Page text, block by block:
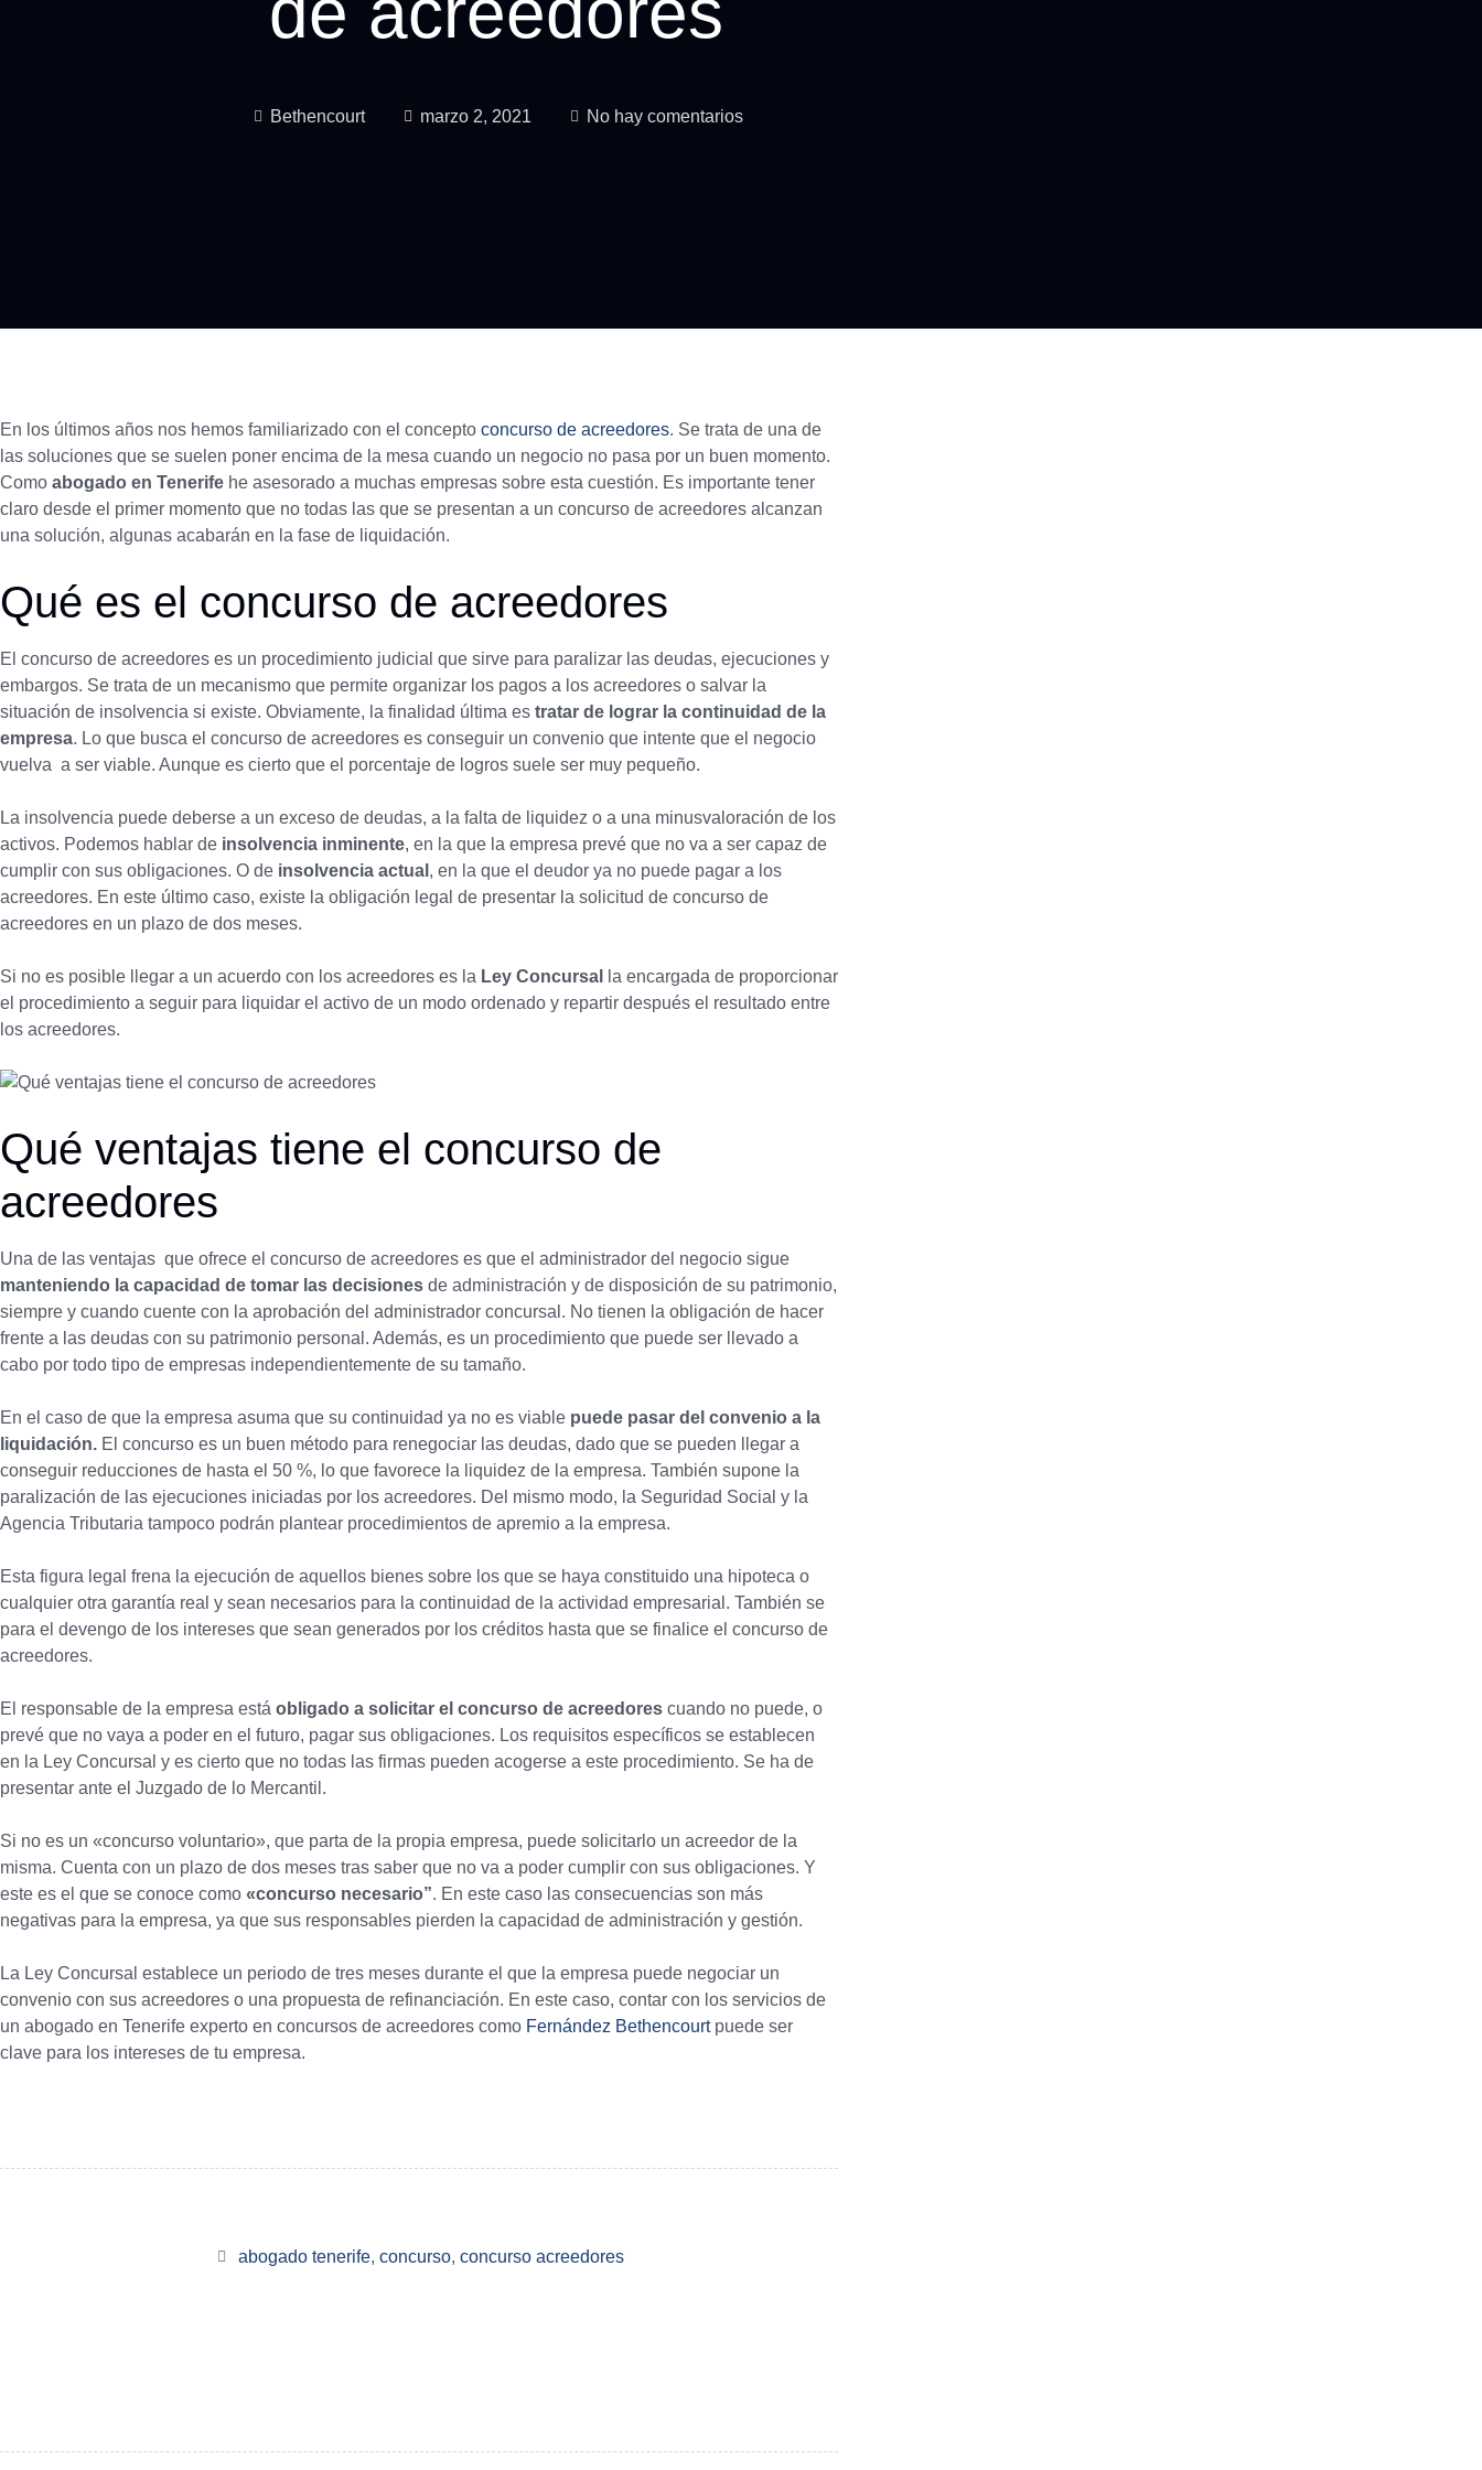
Bethencourt marzo 2, 2021 No hay comentarios
En los últimos años nos hemos familiarizado con el concepto concurso de acreedores. Se trata de una de
las soluciones que se suelen poner encima de la mesa cuando un negocio no pasa por un buen momento.
Como abogado en Tenerife he asesorado a muchas empresas sobre esta cuestión. Es importante tener
claro desde el primer momento que no todas las que se presentan a un concurso de acreedores alcanzan
una solución, algunas acabarán en la fase de liquidación.
Qué es el concurso de acreedores
El concurso de acreedores es un procedimiento judicial que sirve para paralizar las deudas, ejecuciones y
embargos. Se trata de un mecanismo que permite organizar los pagos a los acreedores o salvar la
situación de insolvencia si existe. Obviamente, la finalidad última es tratar de lograr la continuidad de la
empresa. Lo que busca el concurso de acreedores es conseguir un convenio que intente que el negocio
vuelva a ser viable. Aunque es cierto que el porcentaje de logros suele ser muy pequeño.
La insolvencia puede deberse a un exceso de deudas, a la falta de liquidez o a una minusvaloración de los
activos. Podemos hablar de insolvencia inminente, en la que la empresa prevé que no va a ser capaz de
cumplir con sus obligaciones. O de insolvencia actual , en la que el deudor ya no puede pagar a los
acreedores. En este último caso, existe la obligación legal de presentar la solicitud de concurso de
acreedores en un plazo de dos meses.
Si no es posible llegar a un acuerdo con los acreedores es la Ley Concursal
la encargada de proporcionar
el procedimiento a seguir para liquidar el activo de un modo ordenado y repartir después el resultado entre
los acreedores.
Qué ventajas tiene el concurso de
acreedores
Una de las ventajas que ofrece el concurso de acreedores es que el administrador del negocio sigue
manteniendo la capacidad de tomar las decisiones de administración y de disposición de su patrimonio,
siempre y cuando cuente con la aprobación del administrador concursal. No tienen la obligación de hacer
frente a las deudas con su patrimonio personal. Además, es un procedimiento que puede ser llevado a
cabo por todo tipo de empresas independientemente de su tamaño.
En el caso de que la empresa asuma que su continuidad ya no es viable puede pasar del convenio a la
liquidación. El concurso es un buen método para renegociar las deudas, dado que se pueden llegar a
conseguir reducciones de hasta el 50 %, lo que favorece la liquidez de la empresa. También supone la
paralización de las ejecuciones iniciadas por los acreedores. Del mismo modo, la Seguridad Social y la
Agencia Tributaria tampoco podrán plantear procedimientos de apremio a la empresa.
Esta figura legal frena la ejecución de aquellos bienes sobre los que se haya constituido una hipoteca o
cualquier otra garantía real y sean necesarios para la continuidad de la actividad empresarial. También se
para el devengo de los intereses que sean generados por los créditos hasta que se finalice el concurso de
acreedores.
El responsable de la empresa está obligado a solicitar el concurso de acreedores cuando no puede, o
prevé que no vaya a poder en el futuro, pagar sus obligaciones. Los requisitos específicos se establecen
en la Ley Concursal y es cierto que no todas las firmas pueden acogerse a este procedimiento. Se ha de
presentar ante el Juzgado de lo Mercantil.
Si no es un «concurso voluntario», que parta de la propia empresa, puede solicitarlo un acreedor de la
misma. Cuenta con un plazo de dos meses tras saber que no va a poder cumplir con sus obligaciones. Y
este es el que se conoce como «concurso necesario”. En este caso las consecuencias son más
negativas para la empresa, ya que sus responsables pierden la capacidad de administración y gestión.
La Ley Concursal establece un periodo de tres meses durante el que la empresa puede negociar un
convenio con sus acreedores o una propuesta de refinanciación. En este caso, contar con los servicios de
un abogado en Tenerife experto en concursos de acreedores como Fernández Bethencourtpuede ser
clave para los intereses de tu empresa.
abogado tenerife, concurso, concurso acreedores